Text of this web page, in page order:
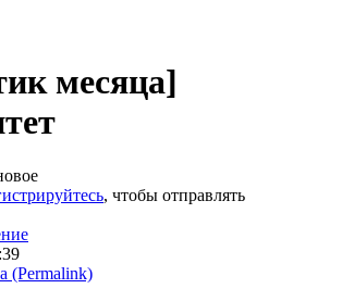
месяца]
, чтобы отправлять
(Permalink)